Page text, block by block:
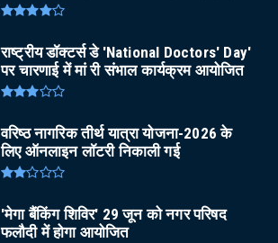
राष्ट्रीय डॉक्टर्स डे 'National Doctors' Day'
पर चारणाई में मां री संभाल कार्यक्रम आयोजित
वरिष्ठ नागरिक तीर्थ यात्रा योजना-2026 के
लिए ऑनलाइन लॉटरी निकाली गई
'मेगा बैंकिंग शिविर' 29 जून को नगर परिषद
फलौदी में होगा आयोजित